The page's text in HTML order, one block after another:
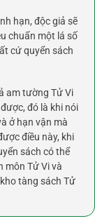
hạn, độc giả sẽ
chuẩn một lá số
cứ quyển sách
am tường Tử Vi
đó là khi nói
ở hạn vận mà
điều này, khi
sách có thể
môn Tử Vi và
tàng sách Tử